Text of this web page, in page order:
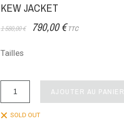
KEW JACKET
1 580,00 € 790,00 € TTC
Tailles
AJOUTER AU PANIER
SOLD OUT